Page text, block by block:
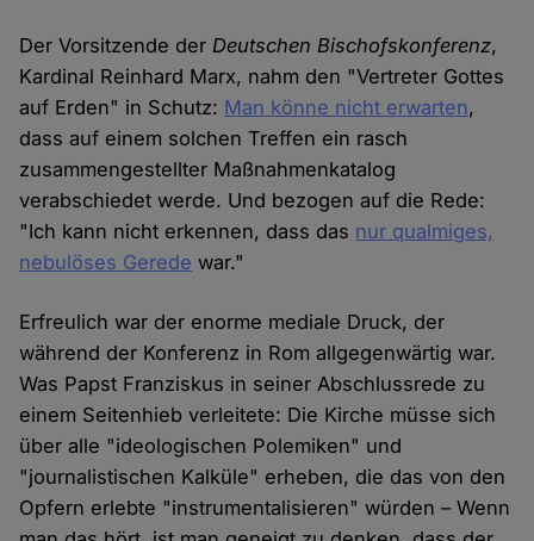
Der Vorsitzende derDeutschen Bischofskonferenz,
Kardinal Reinhard Marx, nahm den "Vertreter Gottes
auf Erden" in Schutz: Man könne nicht erwarten,
dass auf einem solchen Treffen ein rasch
zusammengestellter Maßnahmenkatalog
verabschiedet werde. Und bezogen auf die Rede:
"Ich kann nicht erkennen, dass das nur qualmiges,
nebulöses Gerede war."
Erfreulich war der enorme mediale Druck, der
während der Konferenz in Rom allgegenwärtig war.
Was Papst Franziskus in seiner Abschlussrede zu
einem Seitenhieb verleitete: Die Kirche müsse sich
über alle "ideologischen Polemiken" und
"journalistischen Kalküle" erheben, die das von den
Opfern erlebte "instrumentalisieren" würden – Wenn